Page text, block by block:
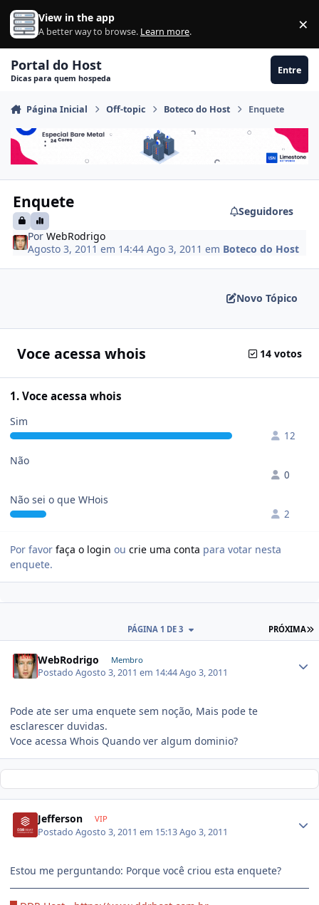
Ir para conteúdo
View in the app
A better way to browse. Learn more. ×
Portal do Host
Dicas para quem hospeda
Entre
Página Inicial Off-topic Boteco do Host Enquete
Enquete
Seguidores
PorWebRodrigo
Agosto 3, 2011 em 14:44Ago 3, 2011 em Boteco do Host
Novo Tópico
Voce acessa whois 14 votos
1. Voce acessa whois
Sim
12
Não
0
Não sei o que WHois
2
Por favor faça o login ou crie uma conta para votar nesta
enquete.
PRÓXIMA
PÁGINA 1 DE 3
WebRodrigo Membro
PostadoAgosto 3, 2011 em 14:44Ago 3, 2011
Pode ate ser uma enquete sem noção, Mais pode te
esclarescer duvidas.
Voce acessa Whois Quando ver algum dominio?
Jefferson VIP
PostadoAgosto 3, 2011 em 15:13Ago 3, 2011
Estou me perguntando: Porque você criou esta enquete?